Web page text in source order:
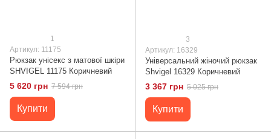
1
Артикул: 11175
Рюкзак унісекс з матової шкіри
SHVIGEL 11175 Коричневий
5 620 грн 7 594 грн
Купити
3
Артикул: 16329
Універсальний жіночий рюкзак
Shvigel 16329 Коричневий
3 367 грн 5 025 грн
Купити